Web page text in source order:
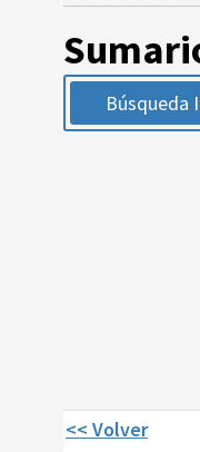
Búsqueda
<< Volver